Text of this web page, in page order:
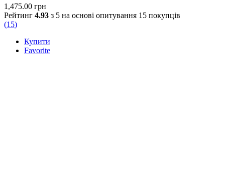
1,475.00 грн
Рейтинг 4.93 з 5 на основі опитування 15 покупців
(15)
Купити
Favorite